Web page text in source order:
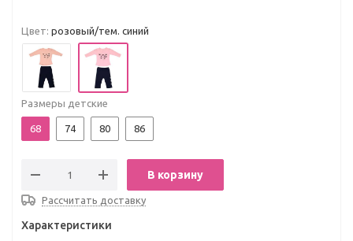
Цвет: розовый/тем. синий
Размеры детские
68 74 80 86
В корзину
Рассчитать доставку
Характеристики